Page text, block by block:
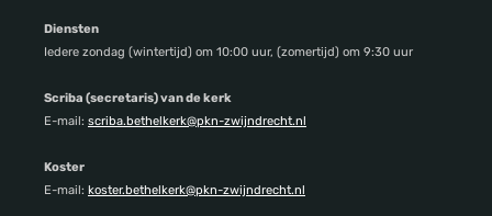
Diensten
Iedere zondag (wintertijd) om 10:00 uur, (zomertijd) om 9:30 uur
Scriba (secretaris) van de kerk
E-mail: scriba.bethelkerk@pkn-zwijndrecht.nl
Koster
E-mail: koster.bethelkerk@pkn-zwijndrecht.nl